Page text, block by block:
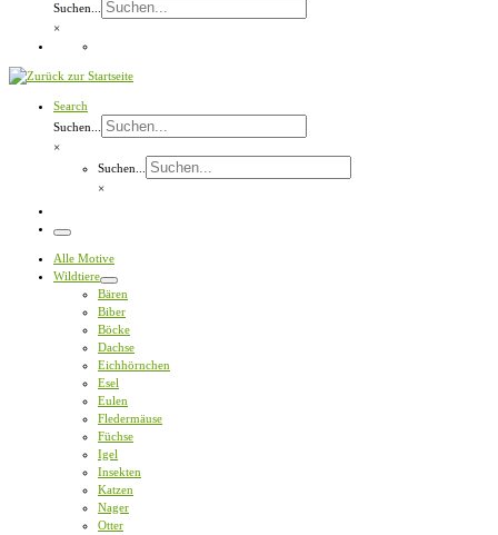
Suchen...
×
Search
Suchen...
×
Suchen...
×
Menü
Alle Motive
Wildtiere
Bären
Biber
Böcke
Dachse
Eichhörnchen
Esel
Eulen
Fledermäuse
Füchse
Igel
Insekten
Katzen
Nager
Otter